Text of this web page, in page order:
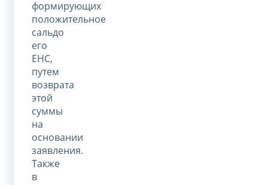
формирующих
положительное
сальдо
его
ЕНС,
путем
возврата
этой
суммы
на
основании
заявления.
Также
в